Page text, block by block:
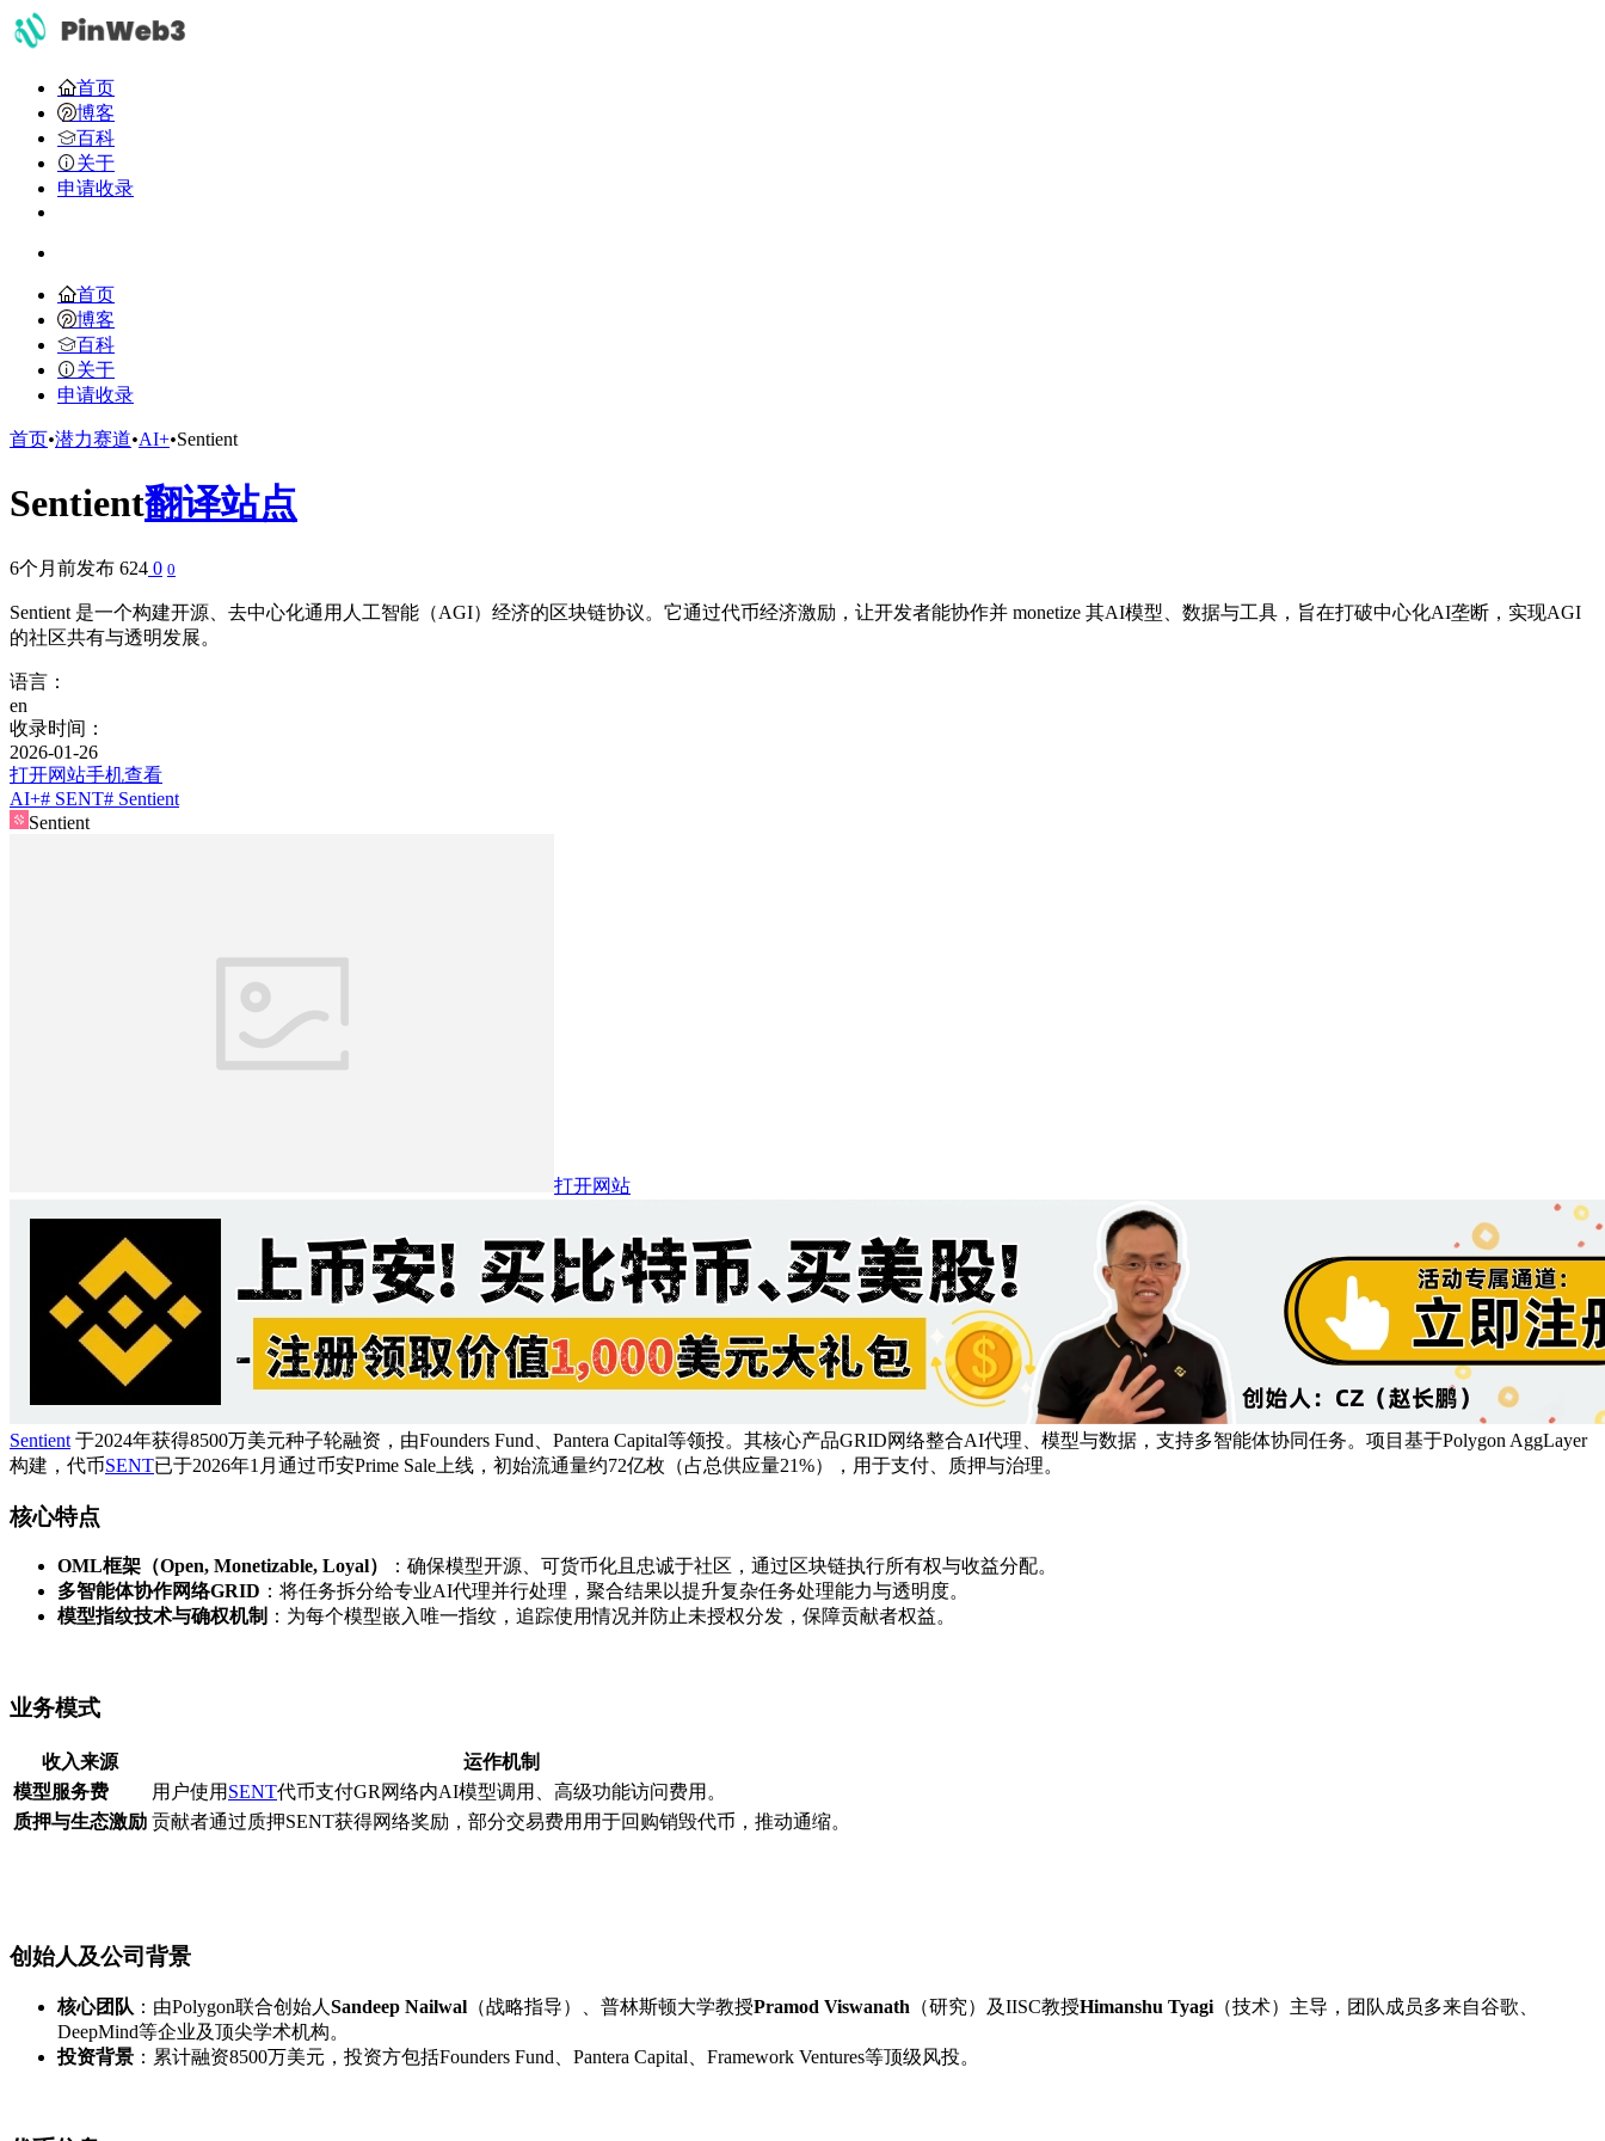
首页
博客
百科
关于
申请收录
首页
博客
百科
关于
申请收录
首页•潜力赛道•AI+•Sentient
Sentient翻译站点
6个月前发布 624 0 0
Sentient 是一个构建开源、去中心化通用人工智能（AGI）经济的区块链协议。它通过代币经济激励，让开发者能协作并 monetize 其AI模型、数据与工具，旨在打破中心化AI垄断，实现AGI
的社区共有与透明发展。
语言：
en
收录时间：
2026-01-26
打开网站手机查看
AI+# SENT# Sentient
Sentient
打开网站
Sentient 于2024年获得8500万美元种子轮融资，由Founders Fund、Pantera Capital等领投。其核心产品GRID网络整合AI代理、模型与数据，支持多智能体协同任务。项目基于Polygon AggLayer
构建，代币SENT已于2026年1月通过币安Prime Sale上线，初始流通量约72亿枚（占总供应量21%），用于支付、质押与治理。
核心特点
OML框架（Open, Monetizable, Loyal）
：确保模型开源、可货币化且忠诚于社区，通过区块链执行所有权与收益分配。
多智能体协作网络GRID ：将任务拆分给专业AI代理并行处理，聚合结果以提升复杂任务处理能力与透明度。
模型指纹技术与确权机制 ：为每个模型嵌入唯一指纹，追踪使用情况并防止未授权分发，保障贡献者权益。
业务模式
收入来源
运作机制
模型服务费
用户使用 SENT代币支付GR网络内AI模型调用、高级功能访问费用。
质押与生态激励 贡献者通过质押SENT获得网络奖励，部分交易费用用于回购销毁代币，推动通缩。
创始人及公司背景
核心团队 ：由Polygon联合创始人 Sandeep Nailwal （战略指导）、普林斯顿大学教授Pramod Viswanath （研究）及IISC教授Himanshu Tyagi （技术）主导，团队成员多来自谷歌、
DeepMind等企业及顶尖学术机构。
投资背景 ：累计融资8500万美元，投资方包括Founders Fund、Pantera Capital、Framework Ventures等顶级风投。